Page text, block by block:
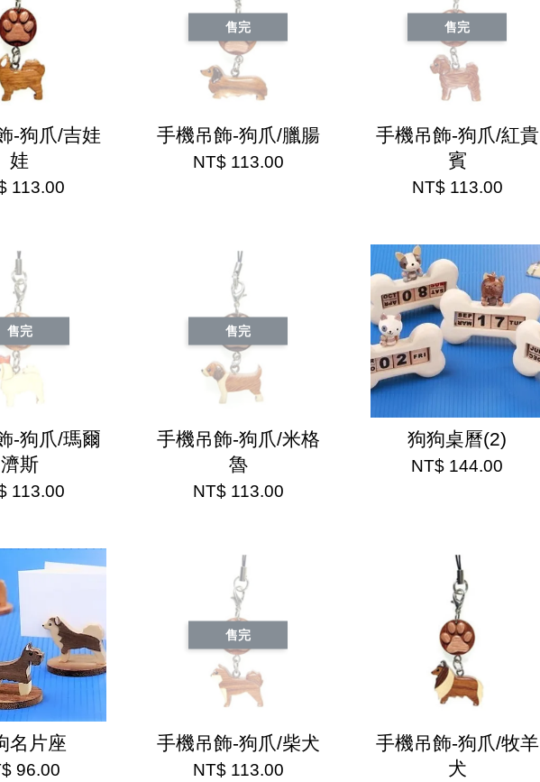
-狗爪/吉娃
娃
113.00
售完
手機吊飾-狗爪/臘腸
NT$ 113.00
售完
手機吊飾-狗爪/紅貴
賓
NT$ 113.00
售完
-狗爪/瑪爾
濟斯
113.00
售完
手機吊飾-狗爪/米格
魯
NT$ 113.00
狗狗桌曆(2)
NT$ 144.00
名片座
96.00
售完
手機吊飾-狗爪/柴犬
NT$ 113.00
手機吊飾-狗爪/牧羊
犬